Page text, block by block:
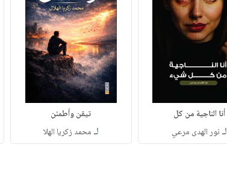
أنا الناجية من كل
لـ نور الهدى مرعي
تيقن وأطمئن
لـ محمد زكريا الهلا